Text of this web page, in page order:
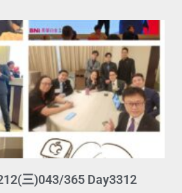
三)043/365 Day3312